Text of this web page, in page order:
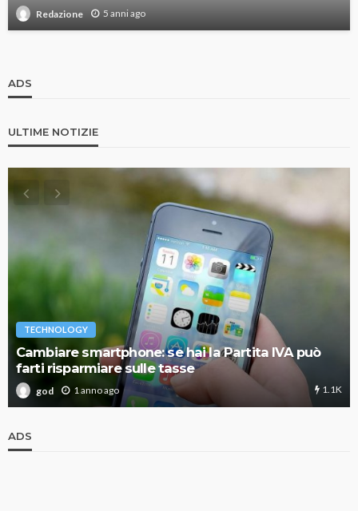
Redazione 5 anni ago
ADS
ULTIME NOTIZIE
TECHNOLOGY
Cambiare smartphone: se hai la Partita IVA può
farti risparmiare sulle tasse
god 1 anno ago 1.1K
ADS